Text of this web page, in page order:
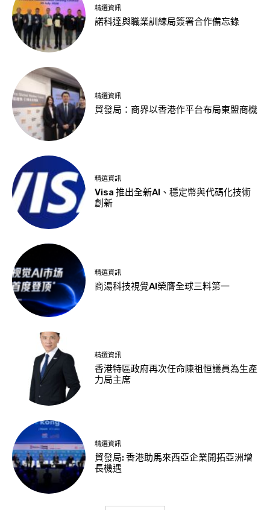
精選資訊
諾科達與職業訓練局簽署合作備忘錄
精選資訊
貿發局：商界以香港作平台布局東盟商機
精選資訊
Visa 推出全新AI、穩定幣與代碼化技術
創新
精選資訊
商湯科技視覺AI榮膺全球三料第一
精選資訊
香港特區政府再次任命陳祖恒議員為生產
力局主席
精選資訊
貿發局: 香港助馬來西亞企業開拓亞洲增
長機遇